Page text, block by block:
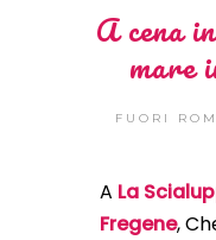
A cena
mare
FUORI
A La
Fregene,